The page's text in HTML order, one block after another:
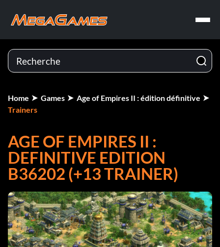
Home Games
Age of Empires II : édition définitive
Trainers
AGE OF EMPIRES II :
DEFINITIVE EDITION
B36202 (+13 TRAINER)